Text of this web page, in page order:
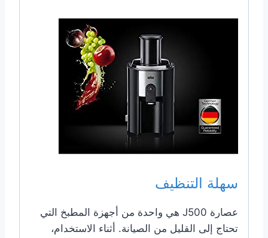
سهلة التنظيف
عصارة J500 هي واحدة من أجهزة المطبخ التي
تحتاج إلى القليل من الصيانة. أثناء الاستخدام،